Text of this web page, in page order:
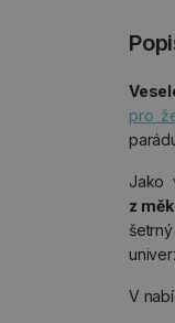
pro
Jako
z
V